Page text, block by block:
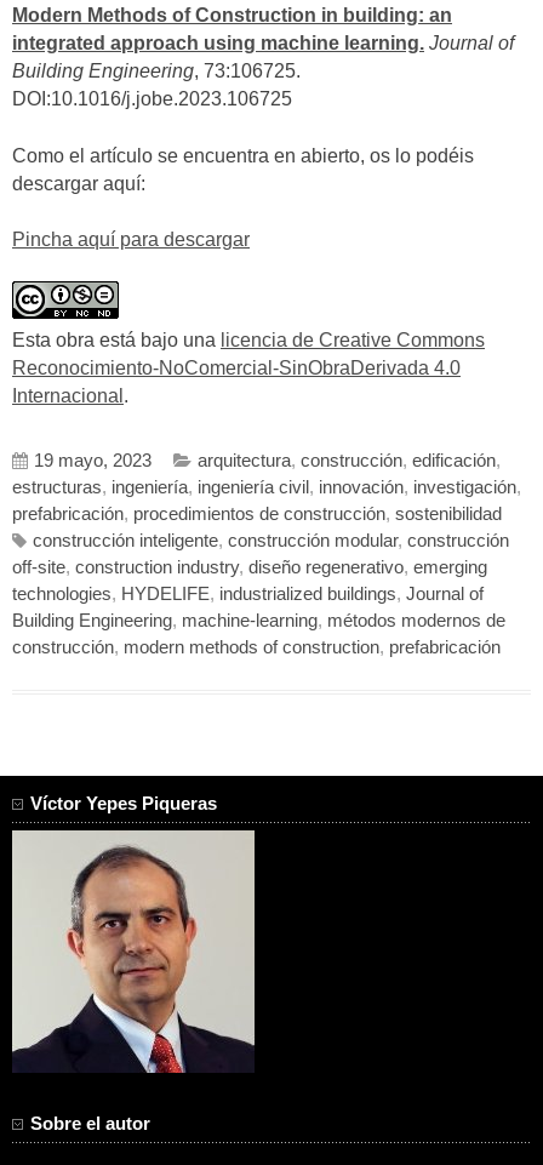
Modern Methods of Construction in building: an
integrated approach using machine learning. Journal of
Building Engineering, 73:106725.
DOI:10.1016/j.jobe.2023.106725
Como el artículo se encuentra en abierto, os lo podéis
descargar aquí:
Pincha aquí para descargar
Esta obra está bajo una licencia de Creative Commons
Reconocimiento-NoComercial-SinObraDerivada 4.0
Internacional .
19 mayo, 2023 arquitectura, construcción, edificación,
estructuras, ingeniería, ingeniería civil , innovación, investigación,
prefabricación, procedimientos de construcción, sostenibilidad
construcción inteligente, construcción modular, construcción
off-site, construction industry, diseño regenerativo, emerging
technologies, HYDELIFE, industrialized buildings, Journal of
Building Engineering, machine-learning, métodos modernos de
construcción, modern methods of construction, prefabricación
Víctor Yepes Piqueras
Sobre el autor